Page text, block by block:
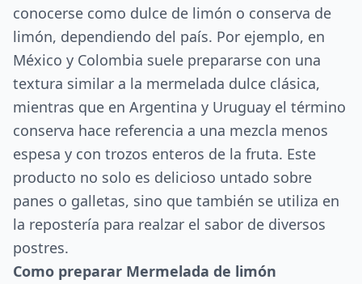
conocerse como dulce de limón o conserva de
limón, dependiendo del país. Por ejemplo, en
México y Colombia suele prepararse con una
textura similar a la mermelada dulce clásica,
mientras que en Argentina y Uruguay el término
conserva hace referencia a una mezcla menos
espesa y con trozos enteros de la fruta. Este
producto no solo es delicioso untado sobre
panes o galletas, sino que también se utiliza en
la repostería para realzar el sabor de diversos
postres.
Como preparar Mermelada de limón